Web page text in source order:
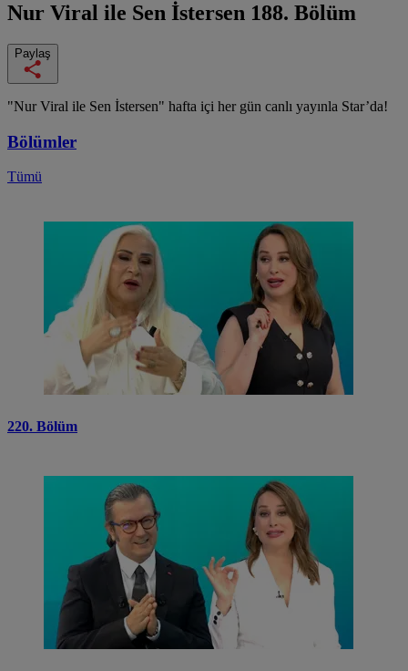
Nur Viral ile Sen İstersen 188. Bölüm
Paylaş
"Nur Viral ile Sen İstersen" hafta içi her gün canlı yayınla Star’da!
Bölümler
Tümü
220. Bölüm